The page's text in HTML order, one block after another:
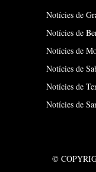
Notícies de
Notícies de
Notícies de
Notícies de
Notícies de
Notícies de
©